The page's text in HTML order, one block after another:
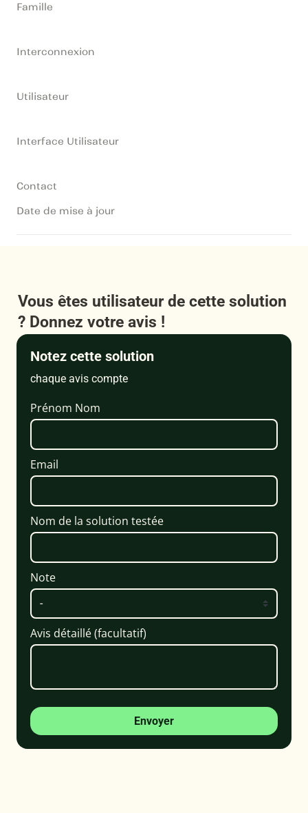
Famille
Interconnexion
Utilisateur
Interface Utilisateur
Contact
Date de mise à jour
Vous êtes utilisateur de cette solution
? Donnez votre avis !
Notez cette solution
chaque avis compte
Prénom Nom
Email
Nom de la solution testée
Note
Avis détaillé (facultatif)
Envoyer